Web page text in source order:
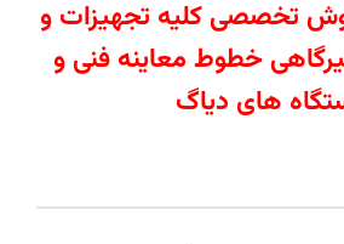
تخصصی کلیه تجهیزات و
خطوط معاینه فنی و
های دیاگ